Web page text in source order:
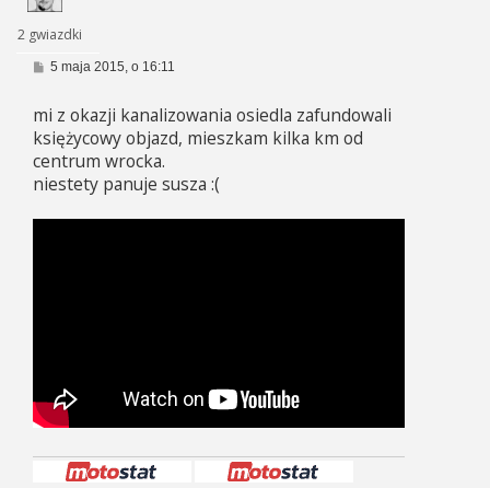
2 gwiazdki
P
t
5 maja 2015, o 16:11
mi z okazji kanalizowania osiedla zafundowali
księżycowy objazd, mieszkam kilka km od
centrum wrocka.
niestety panuje susza :(